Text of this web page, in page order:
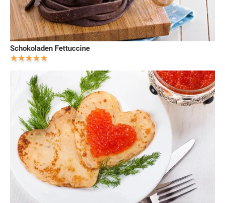
Schokoladen Fettuccine